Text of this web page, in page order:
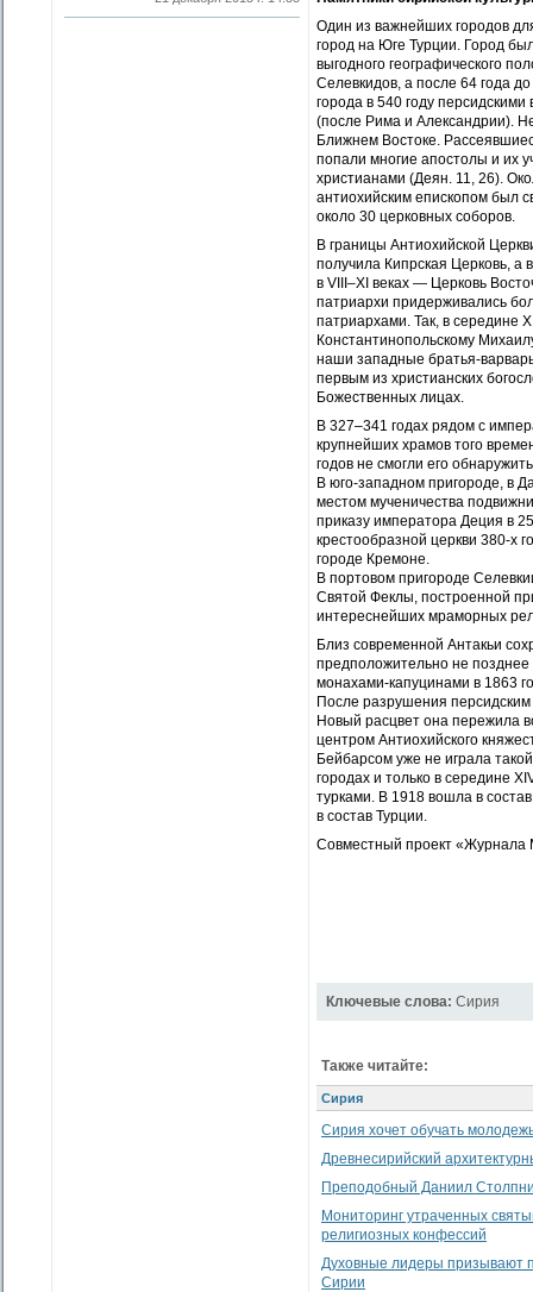
Один из важнейших городов
город на Юге Турции. Город
выгодного географического
Селевкидов, а после 64 года
города в 540 году
(после Рима и Александрии).
Ближнем Востоке.
попали многие апостолы и их
христианами (Деян. 11, 26).
антиохийским епископом был
около 30 церковных соборов.
В границы Антиохийской
получила Кипрская Церковь, а
в VIII–XI веках — Церковь
патриархи придерживались
патриархами. Так, в середине
Константинопольскому
наши западные братья-
первым из христианских
Божественных лицах.
В 327–341 годах рядом с
крупнейших храмов того
годов не смогли его
В юго-западном пригороде, в
местом мученичества
приказу императора Деция в
крестообразной церкви 380-х
городе Кремоне.
В портовом пригороде
Святой Феклы, построенной
интереснейших мраморных
Близ современной Антакьи
предположительно не позднее
монахами-капу­цинами в 1863
После разрушения
Новый расцвет она пережила
центром Антиохийского
Бейбарсом уже не играла
городах и только в середине
турками. В 1918 вошла в
в состав Турции.
Совместный проект «Журнала
Ключевые слова: Сирия
Также читайте:
Сирия
Сирия хочет обучать
Древнесирийский
Преподобный Даниил
Мониторинг утраченных
религиозных конфессий
Духовные лидеры призывают
Сирии